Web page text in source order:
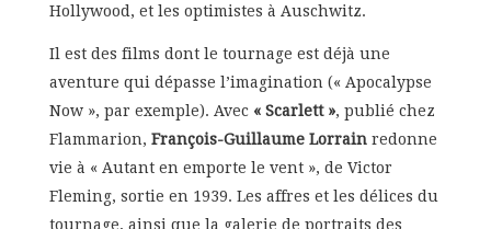
Hollywood, et les optimistes à Auschwitz.
Il est des films dont le tournage est déjà une
aventure qui dépasse l’imagination (« Apocalypse
Now », par exemple). Avec « Scarlett », publié chez
Flammarion, François-Guillaume Lorrain redonne
vie à « Autant en emporte le vent », de Victor
Fleming, sortie en 1939. Les affres et les délices du
tournage, ainsi que la galerie de portraits des